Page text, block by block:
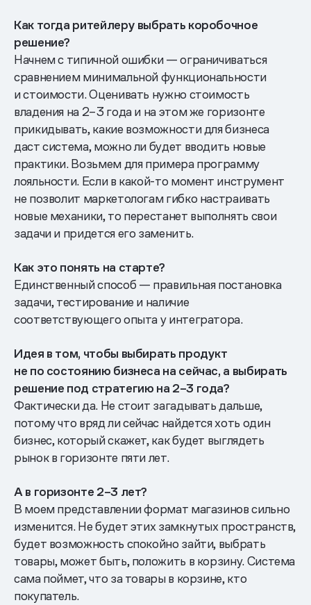
Как тогда ритейлеру выбрать коробочное
решение?
Начнем с типичной ошибки — ограничиваться
сравнением минимальной функциональности
и стоимости. Оценивать нужно стоимость
владения на 2–3 года и на этом же горизонте
прикидывать, какие возможности для бизнеса
даст система, можно ли будет вводить новые
практики. Возьмем для примера программу
лояльности. Если в какой-то момент инструмент
не позволит маркетологам гибко настраивать
новые механики, то перестанет выполнять свои
задачи и придется его заменить.
Как это понять на старте?
Единственный способ — правильная постановка
задачи, тестирование и наличие
соответствующего опыта у интегратора.
Идея в том, чтобы выбирать продукт
не по состоянию бизнеса на сейчас, а выбирать
решение под стратегию на 2–3 года?
Фактически да. Не стоит загадывать дальше,
потому что вряд ли сейчас найдется хоть один
бизнес, который скажет, как будет выглядеть
рынок в горизонте пяти лет.
А в горизонте 2–3 лет?
В моем представлении формат магазинов сильно
изменится. Не будет этих замкнутых пространств,
будет возможность спокойно зайти, выбрать
товары, может быть, положить в корзину. Система
сама поймет, что за товары в корзине, кто
покупатель.